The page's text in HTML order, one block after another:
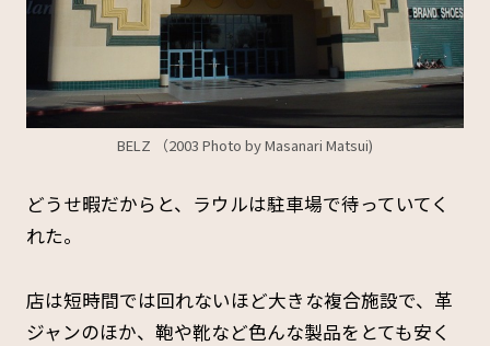
BELZ （2003 Photo by Masanari Matsui)
どうせ暇だからと、ラウルは駐車場で待っていてく
れた。
店は短時間では回れないほど大きな複合施設で、革
ジャンのほか、鞄や靴など色んな製品をとても安く